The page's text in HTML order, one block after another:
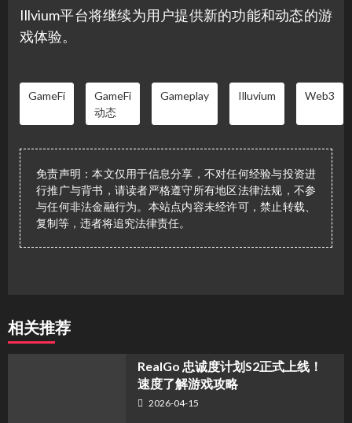
Illvium平台将继续为用户提供新的功能和动态的游
戏体验。
GameFi
GameFi
动态
Gameplay Illuvium Web3
免责声明：本文仅用于信息分享，不对任何经验与投资进
行推广与背书，请读者严格遵守所有地区法律法规，不参
与任何非法金融行为。本站点内容未经许可，禁止转载、
复制等，违者将追究法律责任。
相关推荐
​RealGo 忠诚度计划S2正式上线！
速度了解游戏攻略
2026-04-15